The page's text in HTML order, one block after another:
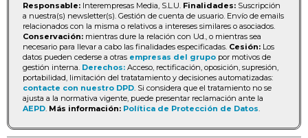
Responsable: Interempresas Media, S.L.U. Finalidades: Suscripción
a nuestra(s) newsletter(s). Gestión de cuenta de usuario. Envío de emails
relacionados con la misma o relativos a intereses similares o asociados.
Conservación: mientras dure la relación con Ud., o mientras sea
necesario para llevar a cabo las finalidades especificadas. Cesión: Los
datos pueden cederse a otras empresas del grupo por motivos de
gestión interna. Derechos: Acceso, rectificación, oposición, supresión,
portabilidad, limitación del tratatamiento y decisiones automatizadas:
contacte con nuestro DPD. Si considera que el tratamiento no se
ajusta a la normativa vigente, puede presentar reclamación ante la
AEPD. Más información: Política de Protección de Datos.